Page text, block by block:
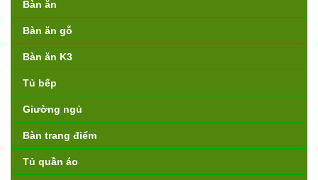
Bàn ăn
Bàn ăn gỗ
Bàn ăn K3
Tủ bếp
Giường ngủ
Bàn trang điểm
Tủ quần áo